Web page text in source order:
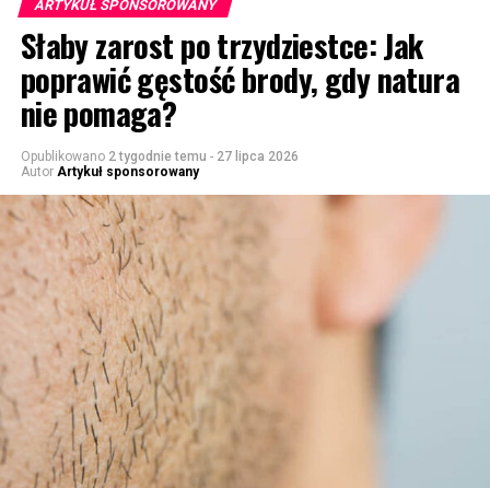
ARTYKUŁ SPONSOROWANY
Słaby zarost po trzydziestce: Jak
poprawić gęstość brody, gdy natura
nie pomaga?
Opublikowano 2 tygodnie temu - 27 lipca 2026
Autor Artykuł sponsorowany